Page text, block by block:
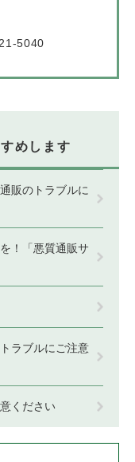
5040
めします
販のトラブルに
！「悪質通販サ
ラブルにご注意
ください